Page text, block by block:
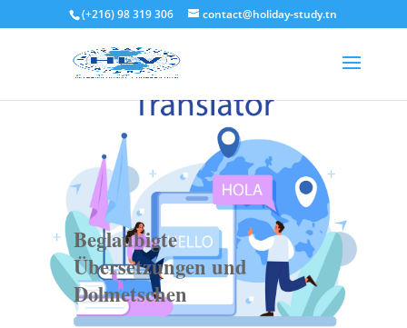
(+216) 98 319 306 contact@holiday-study.tn
Beglaubigte
Übersetzungen und
Dolmetschen